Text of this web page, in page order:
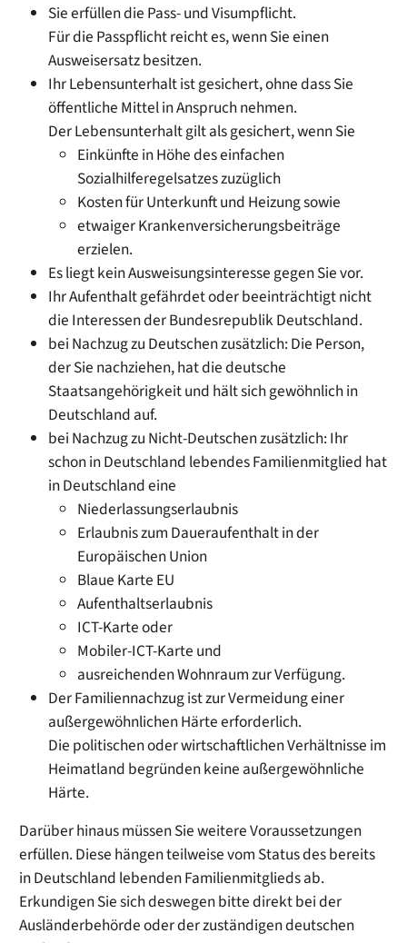
Sie erfüllen die Pass- und Visumpflicht.
Für die Passpflicht reicht es, wenn Sie einen
Ausweisersatz besitzen.
Ihr Lebensunterhalt ist gesichert, ohne dass Sie
öffentliche Mittel in Anspruch nehmen.
Der Lebensunterhalt gilt als gesichert, wenn Sie
Einkünfte in Höhe des einfachen
Sozialhilferegelsatzes zuzüglich
Kosten für Unterkunft und Heizung sowie
etwaiger Krankenversicherungsbeiträge
erzielen.
Es liegt kein Ausweisungsinteresse gegen Sie vor.
Ihr Aufenthalt gefährdet oder beeinträchtigt nicht
die Interessen der Bundesrepublik Deutschland.
bei Nachzug zu Deutschen zusätzlich: Die Person,
der Sie nachziehen, hat die deutsche
Staatsangehörigkeit und hält sich gewöhnlich in
Deutschland auf.
bei Nachzug zu Nicht-Deutschen zusätzlich: Ihr
schon in Deutschland lebendes Familienmitglied hat
in Deutschland eine
Niederlassungserlaubnis
Erlaubnis zum Daueraufenthalt in der
Europäischen Union
Blaue Karte EU
Aufenthaltserlaubnis
ICT-Karte oder
Mobiler-ICT-Karte und
ausreichenden Wohnraum zur Verfügung.
Der Familiennachzug ist zur Vermeidung einer
außergewöhnlichen Härte erforderlich.
Die politischen oder wirtschaftlichen Verhältnisse im
Heimatland begründen keine außergewöhnliche
Härte.
Darüber hinaus müssen Sie weitere Voraussetzungen
erfüllen. Diese hängen teilweise vom Status des bereits
in Deutschland lebenden Familienmitglieds ab.
Erkundigen Sie sich deswegen bitte direkt bei der
Ausländerbehörde oder der zuständigen deutschen